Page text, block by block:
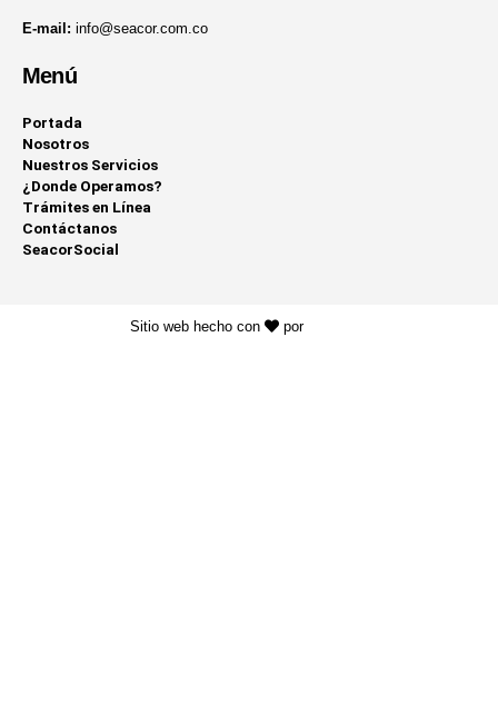
E-mail: info@seacor.com.co
Menú
Portada
Nosotros
Nuestros Servicios
¿Donde Operamos?
Trámites en Línea
Contáctanos
SeacorSocial
Sitio web hecho con por